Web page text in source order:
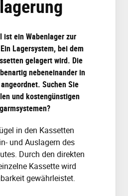
ist ein Wabenlager zur
Lagersystem, bei dem
gelagert wird. Die
nebeneinander in
Suchen Sie
und kostengünstigen
in den Kassetten
und Auslagern des
Durch den direkten
Kassette wird
gewährleistet.